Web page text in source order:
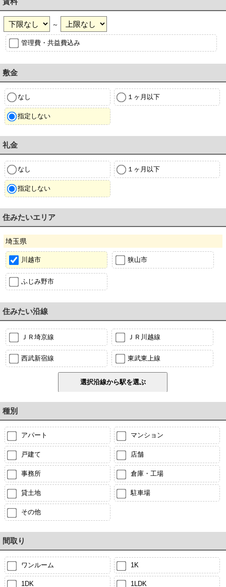
～
管理費・共益費込み
敷金
なし １ヶ月以下
指定しない
礼金
なし １ヶ月以下
指定しない
住みたいエリア
埼玉県
川越市 狭山市
ふじみ野市
住みたい沿線
ＪＲ埼京線 ＪＲ川越線
西武新宿線 東武東上線
種別
アパート マンション
戸建て 店舗
事務所 倉庫・工場
貸土地 駐車場
その他
間取り
ワンルーム 1K
1DK 1LDK